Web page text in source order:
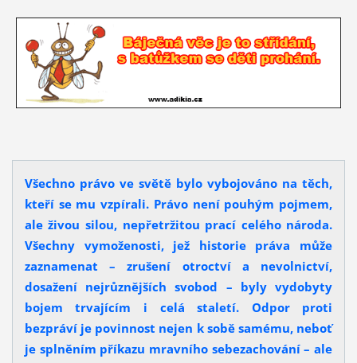
Všechno právo ve světě bylo vybojováno na těch,
kteří se mu vzpírali. Právo není pouhým pojmem,
ale živou silou, nepřetržitou prací celého národa.
Všechny vymoženosti, jež historie práva může
zaznamenat – zrušení otroctví a nevolnictví,
dosažení nejrůznějších svobod – byly vydobyty
bojem trvajícím i celá staletí. Odpor proti
bezpráví je povinnost nejen k sobě samému, neboť
je splněním příkazu mravního sebezachování – ale